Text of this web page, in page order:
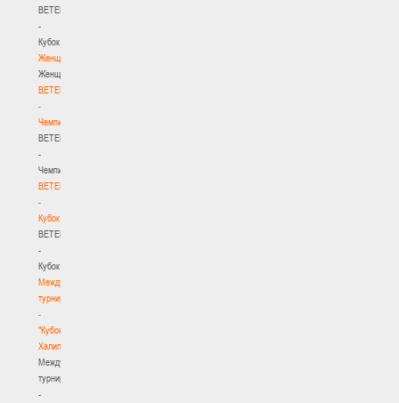
BETERA
-
Кубок
Женщины
Женщины
BETERA
-
Чемпионат
BETERA
-
Чемпионат
BETERA
-
Кубок
BETERA
-
Кубок
Международный
турнир
-
"Кубок
Халипского"
Международный
турнир
-